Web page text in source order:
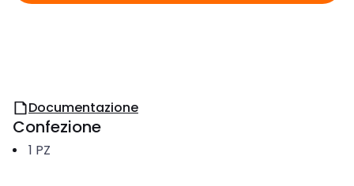
Documentazione
Confezione
1 PZ